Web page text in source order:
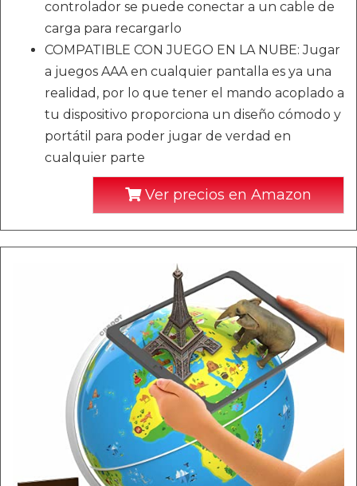
controlador se puede conectar a un cable de
carga para recargarlo
COMPATIBLE CON JUEGO EN LA NUBE: Jugar
a juegos AAA en cualquier pantalla es ya una
realidad, por lo que tener el mando acoplado a
tu dispositivo proporciona un diseño cómodo y
portátil para poder jugar de verdad en
cualquier parte
Ver precios en Amazon